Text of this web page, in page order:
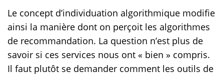
Le concept d’individuation algorithmique modifie
ainsi la manière dont on perçoit les algorithmes
de recommandation. La question n’est plus de
savoir si ces services nous ont « bien » compris.
Il faut plutôt se demander comment les outils de